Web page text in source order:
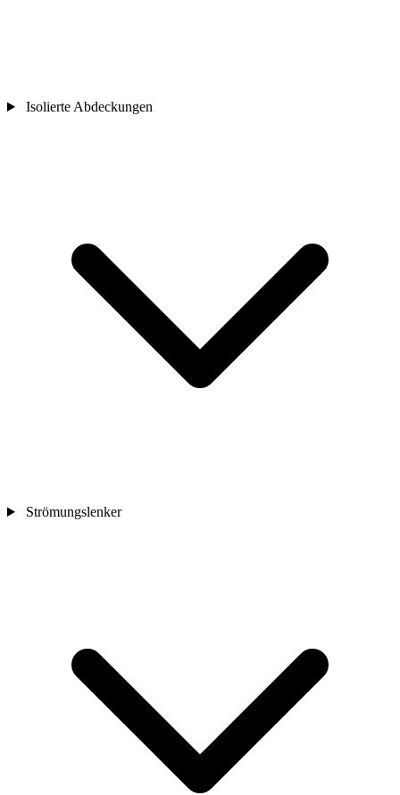
Isolierte Abdeckungen
Strömungslenker